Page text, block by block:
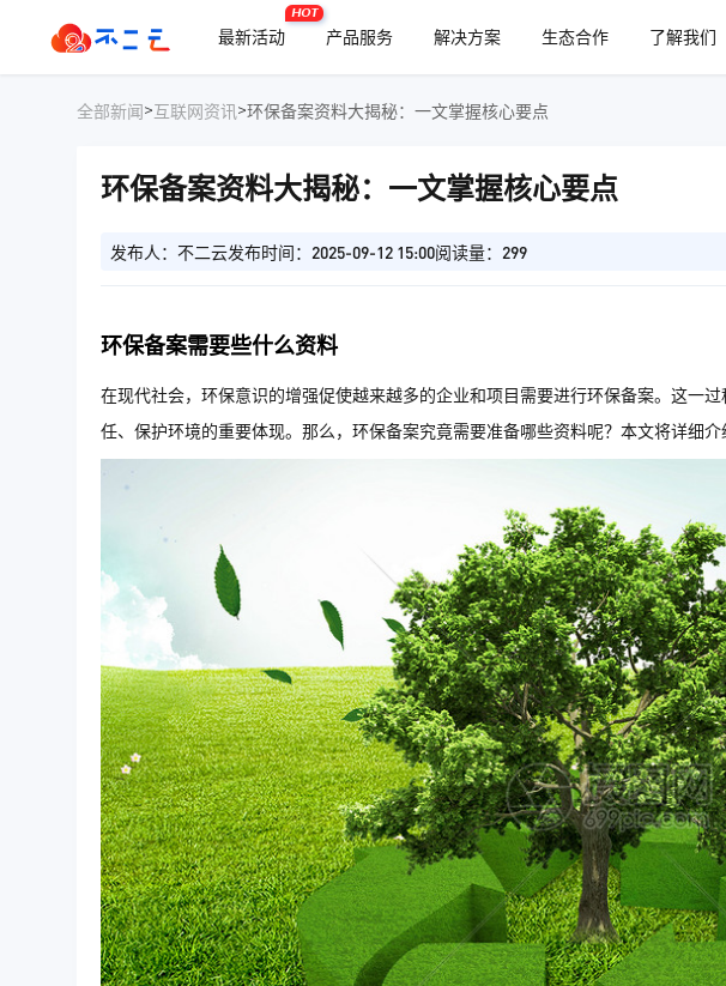
最新活动
HOT
产品服务 解决方案 生态合作 了解我们
全部新闻>互联网资讯>环保备案资料大揭秘：一文掌握核心要点
环保备案资料大揭秘：一文掌握核心要点
发布人：不二云发布时间：2025-09-12 15:00阅读量：299
环保备案需要些什么资料
在现代社会，环保意识的增强促使越来越多的企业和项目需要进行环保备案。这一
任、保护环境的重要体现。那么，环保备案究竟需要准备哪些资料呢？本文将详细